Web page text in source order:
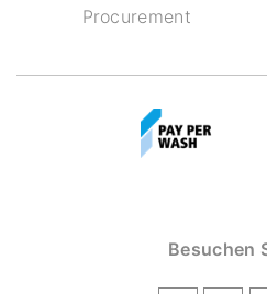
Procurement
Besuchen